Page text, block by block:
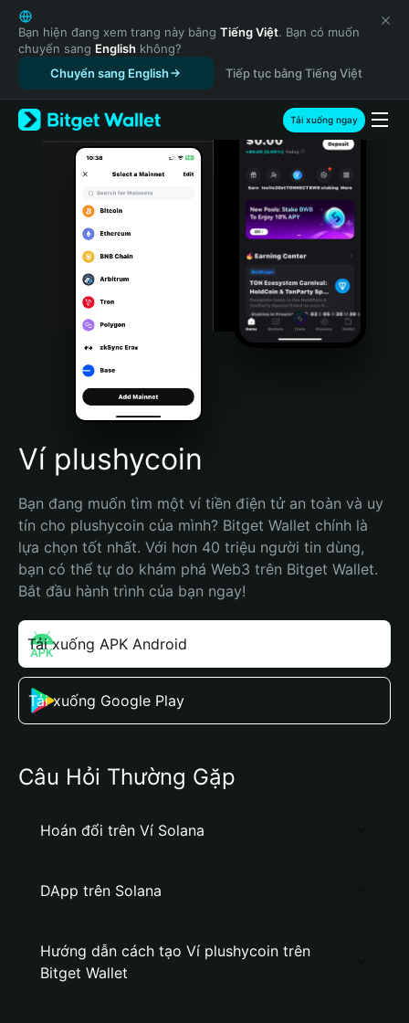
English
日本語
Tiếng Việt
Русский
Español (Latinoamérica)
Türkçe
Italiano
Português (Portugal)
Bahasa Indonesia
Português (Brasil)
Español (Argentina)
Bạn hiện đang xem trang này bằng Tiếng Việt. Bạn có muốn
chuyển sang English không?
Chuyển sang English
Tiếp tục bằng Tiếng Việt
Tải xuống ngay
Ví plushycoin
Bạn đang muốn tìm một ví tiền điện tử an toàn và uy
tín cho plushycoin của mình? Bitget Wallet chính là
lựa chọn tốt nhất. Với hơn 40 triệu người tin dùng,
bạn có thể tự do khám phá Web3 trên Bitget Wallet.
Bắt đầu hành trình của bạn ngay!
Tải xuống APK Android
Tải xuống Google Play
Câu Hỏi Thường Gặp
Hoán đổi trên Ví Solana
DApp trên Solana
Hướng dẫn cách tạo Ví plushycoin trên
Bitget Wallet